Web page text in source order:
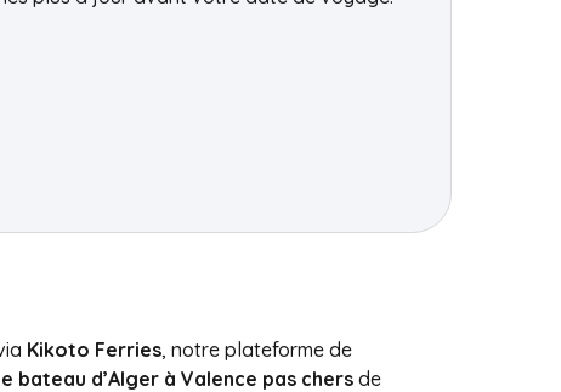
Kikoto Ferries, notre plateforme de
bateau d’Alger à Valence pas chers de